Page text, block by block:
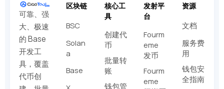
可靠、强
大、极速
的 Base
开发工
具，覆盖
代币创
区块链
BSC
Solan
a
Base
核心工
具
创建代
币
批量转
账
钱包管
发射平
台
Fourm
eme
发币
Fourm
eme
资源
文档
服务费
用
钱包安
全指南